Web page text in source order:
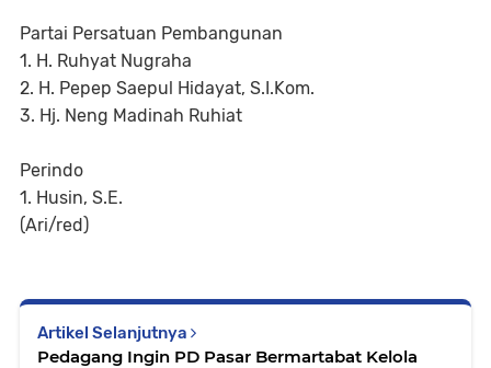
Partai Persatuan Pembangunan
1. H. Ruhyat Nugraha
2. H. Pepep Saepul Hidayat, S.I.Kom.
3. Hj. Neng Madinah Ruhiat
Perindo
1. Husin, S.E.
(Ari/red)
Artikel Selanjutnya
Pedagang Ingin PD Pasar Bermartabat Kelola